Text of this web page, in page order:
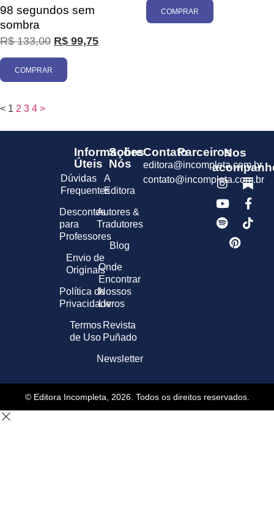
98 segundos sem
sombra
R$133,00 R$ 99,75
COMPRAR
COMPRAR
< 1 2 3 4 >
Informações
Úteis
Dúvidas
Frequentes
Descontos
para
Professores
Envio de
Originais
Política de
Privacidade
Termos
de Uso
Sobre
Nós
A
Editora
Autores &
Tradutores
Blog
Onde
Encontrar
Nossos
Livros
Revista
Puñado
Newsletter
Contato
editora@incompleta.com.br
contato@incompleta.com.br
ParceirosNos
© Editora Incompleta, 2026. Todos os direitos reservados.